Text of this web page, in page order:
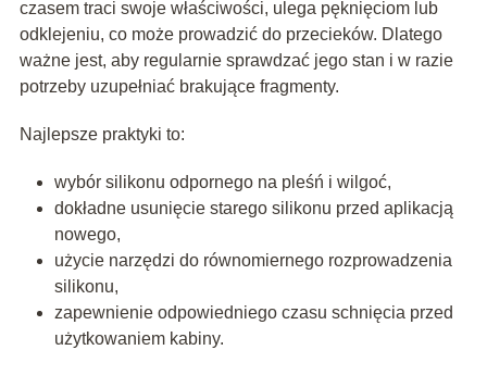
czasem traci swoje właściwości, ulega pęknięciom lub
odklejeniu, co może prowadzić do przecieków. Dlatego
ważne jest, aby regularnie sprawdzać jego stan i w razie
potrzeby uzupełniać brakujące fragmenty.
Najlepsze praktyki to:
wybór silikonu odpornego na pleśń i wilgoć,
dokładne usunięcie starego silikonu przed aplikacją
nowego,
użycie narzędzi do równomiernego rozprowadzenia
silikonu,
zapewnienie odpowiedniego czasu schnięcia przed
użytkowaniem kabiny.